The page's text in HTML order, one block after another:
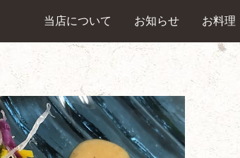
当店について お知らせ お料理